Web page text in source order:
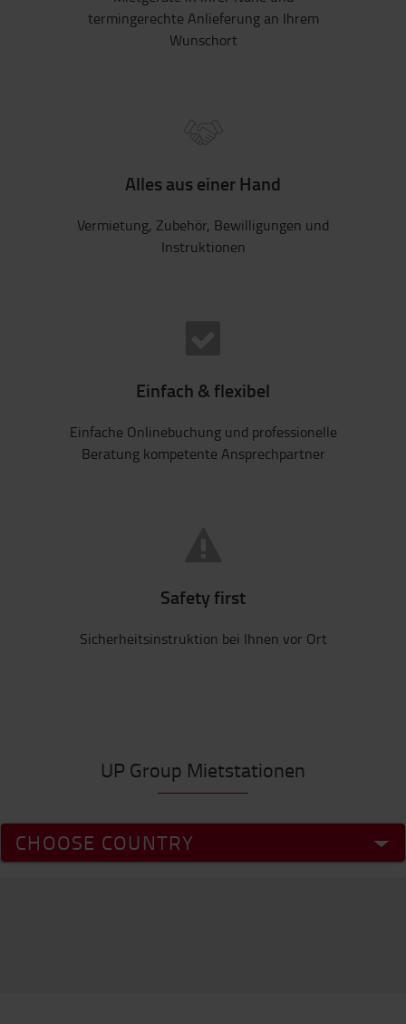
termingerechte Anlieferung an Ihrem
Wunschort
Alles aus einer Hand
Vermietung, Zubehör, Bewilligungen und
Instruktionen
Einfach & flexibel
Einfache Onlinebuchung und professionelle
Beratung kompetente Ansprechpartner
Safety first
Sicherheitsinstruktion bei Ihnen vor Ort
UP Group Mietstationen
CHOOSE COUNTRY